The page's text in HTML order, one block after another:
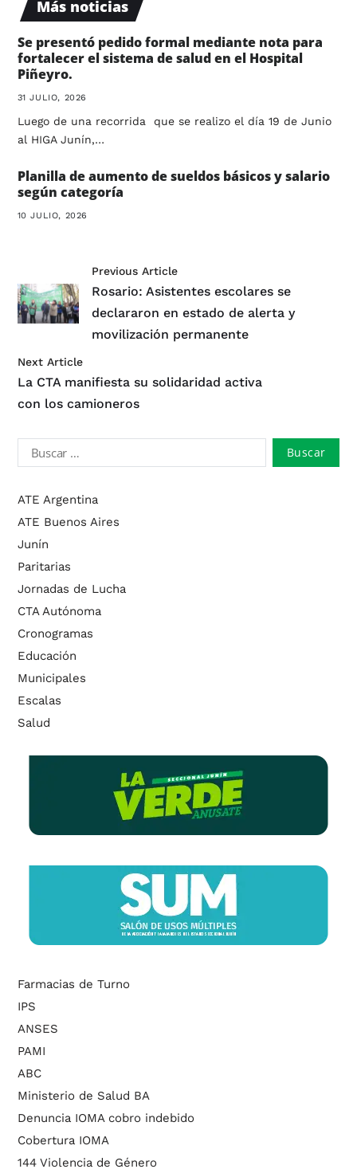
Más noticias
Se presentó pedido formal mediante nota para
fortalecer el sistema de salud en el Hospital
Piñeyro.
31 JULIO, 2026
Luego de una recorrida que se realizo el día 19 de Junio
al HIGA Junín,…
Planilla de aumento de sueldos básicos y salario
según categoría
10 JULIO, 2026
Previous Article
Rosario: Asistentes escolares se
declararon en estado de alerta y
movilización permanente
Next Article
La CTA manifiesta su solidaridad activa
con los camioneros
ATE Argentina
ATE Buenos Aires
Junín
Paritarias
Jornadas de Lucha
CTA Autónoma
Cronogramas
Educación
Municipales
Escalas
Salud
Farmacias de Turno
IPS
ANSES
PAMI
ABC
Ministerio de Salud BA
Denuncia IOMA cobro indebido
Cobertura IOMA
144 Violencia de Género